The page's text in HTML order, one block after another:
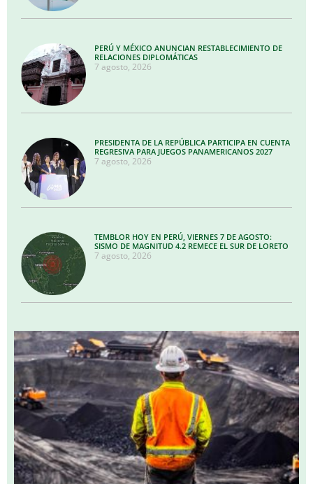
PERÚ Y MÉXICO ANUNCIAN RESTABLECIMIENTO DE
RELACIONES DIPLOMÁTICAS
7 agosto, 2026
PRESIDENTA DE LA REPÚBLICA PARTICIPA EN CUENTA
REGRESIVA PARA JUEGOS PANAMERICANOS 2027
7 agosto, 2026
TEMBLOR HOY EN PERÚ, VIERNES 7 DE AGOSTO:
SISMO DE MAGNITUD 4.2 REMECE EL SUR DE LORETO
7 agosto, 2026